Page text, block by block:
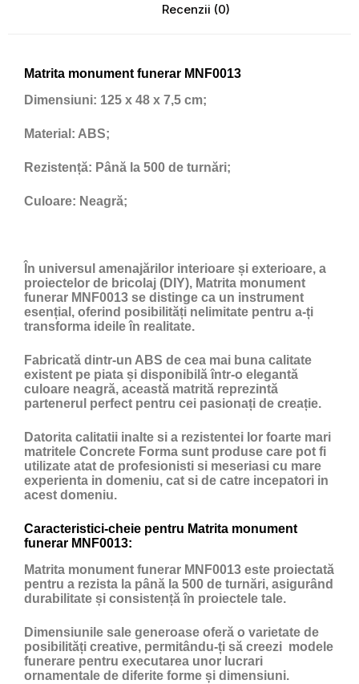
Recenzii (0)
Matrita monument funerar MNF0013
Dimensiuni: 125 x 48 x 7,5 cm;
Material: ABS;
Rezistență: Până la 500 de turnări;
Culoare: Neagră;
În universul amenajărilor interioare și exterioare, a
proiectelor de bricolaj (DIY), Matrita monument
funerar MNF0013 se distinge ca un instrument
esențial, oferind posibilități nelimitate pentru a-ți
transforma ideile în realitate.
Fabricată dintr-un ABS de cea mai buna calitate
existent pe piata și disponibilă într-o elegantă
culoare neagră, această matrită reprezintă
partenerul perfect pentru cei pasionați de creație.
Datorita calitatii inalte si a rezistentei lor foarte mari
matritele Concrete Forma sunt produse care pot fi
utilizate atat de profesionisti si meseriasi cu mare
experienta in domeniu, cat si de catre incepatori in
acest domeniu.
Caracteristici-cheie pentru Matrita monument
funerar MNF0013:
Matrita monument funerar MNF0013 este proiectată
pentru a rezista la până la 500 de turnări, asigurând
durabilitate și consistență în proiectele tale.
Dimensiunile sale generoase oferă o varietate de
posibilități creative, permitându-ți să creezi modele
funerare pentru executarea unor lucrari
ornamentale de diferite forme și dimensiuni.